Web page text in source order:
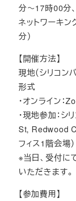
分～17時00分
ネットワーキ
分）
【開催方法】
現地（シリコン
形式
・オンライン：
・現地参加：
St, Redwood
フィス1階会場）
※当日、受付に
いただきます。
【参加費用】